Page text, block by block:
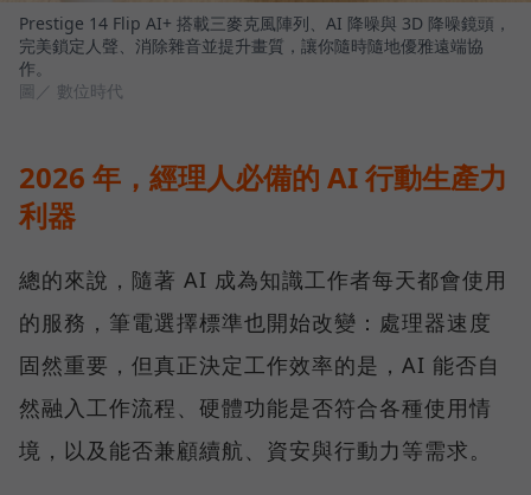
Prestige 14 Flip AI+ 搭載三麥克風陣列、AI 降噪與 3D 降噪鏡頭，
完美鎖定人聲、消除雜音並提升畫質，讓你隨時隨地優雅遠端協
作。
圖／ 數位時代
2026 年，經理人必備的 AI 行動生產力
利器
總的來說，隨著 AI 成為知識工作者每天都會使用
的服務，筆電選擇標準也開始改變：處理器速度
固然重要，但真正決定工作效率的是，AI 能否自
然融入工作流程、硬體功能是否符合各種使用情
境，以及能否兼顧續航、資安與行動力等需求。